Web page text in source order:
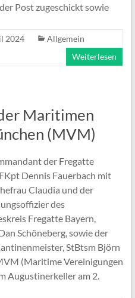
Post zugeschickt sowie
2024
Allgemein
Weiterlesen
Maritimen
(MVM)
der Fregatte
Dennis Fauerbach mit
Claudia und der
des
Fregatte Bayern,
Schöneberg, sowie der
StBtsm Björn
(Maritime Vereinigungen
Augustinerkeller am 2.